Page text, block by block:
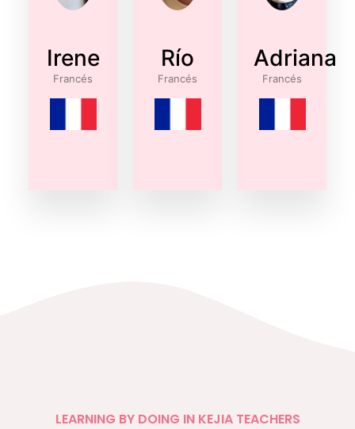
Irene
Francés
Río
Francés
Adriana
Francés
LEARNING BY DOING IN KEJIA TEACHERS